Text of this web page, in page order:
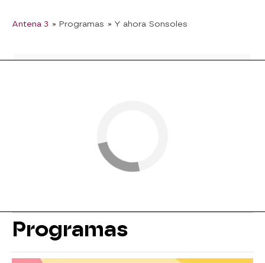
Antena 3 » Programas » Y ahora Sonsoles
Programas